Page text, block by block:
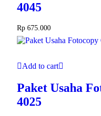
4045
Rp 675.000
Add to cart
Paket Usaha
4025